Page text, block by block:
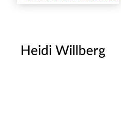
Heidi Willberg